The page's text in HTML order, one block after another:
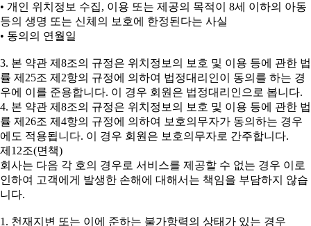
• 개인 위치정보 수집, 이용 또는 제공의 목적이 8세 이하의 아동
등의 생명 또는 신체의 보호에 한정된다는 사실
• 동의의 연월일
3. 본 약관 제8조의 규정은 위치정보의 보호 및 이용 등에 관한 법
률 제25조 제2항의 규정에 의하여 법정대리인이 동의를 하는 경
우에 이를 준용합니다. 이 경우 회원은 법정대리인으로 봅니다.
4. 본 약관 제8조의 규정은 위치정보의 보호 및 이용 등에 관한 법
률 제26조 제4항의 규정에 의하여 보호의무자가 동의하는 경우
에도 적용됩니다. 이 경우 회원은 보호의무자로 간주합니다.
제12조(면책)
회사는 다음 각 호의 경우로 서비스를 제공할 수 없는 경우 이로
인하여 고객에게 발생한 손해에 대해서는 책임을 부담하지 않습
니다.
1. 천재지변 또는 이에 준하는 불가항력의 상태가 있는 경우